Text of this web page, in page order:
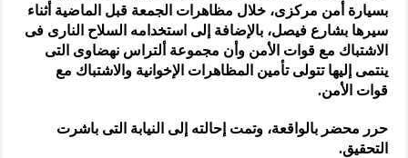
بسيارة أمن مركزى، خلال مظاهرات الجمعة قبل الماضية أثناء
سيرها بشارع فيصل، بالإضافة إلى استخدامه السلاح النارى فى
الاشتباك مع قوات الأمن وأن مجموعة ألتراس نهضاوى التى
ينتمى إليها تتولى تأمين المظاهرات الإخوانية والاشتباك مع
قوات الأمن.
حرر محضر بالواقعة، وتمت إحالته إلى النيابة التى باشرت
التحقيق.